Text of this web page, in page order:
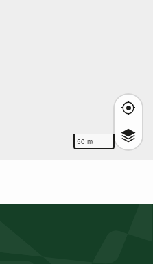
50 m